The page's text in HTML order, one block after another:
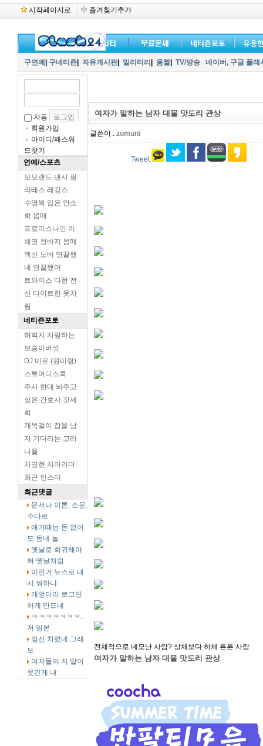
시작페이지로 즐겨찾기추가
구연예 구네티즌 자유게시판| 밀리터리 움짤| TV/방송 네이버, 구글 플
자동
회원가입
아이디/패스워
드찾기
연예/스포츠
모모랜드 낸시 필
라테스 레깅스
수영복 입은 안소
희 몸매
프로미스나인 이
채영 청바지 몸매
엑신 노바 영끌했
네 영끌했어
트와이스 다현 전
신 타이트한 옷차
림
네티즌포토
허벅지 자랑하는
보송이버섯
DJ 미유 (원미령)
스튜어디스룩
주사 한대 놔주고
싶은 간호사 갓세
희
개목걸이 잡을 남
자 기다리는 고라
니율
차영현 치어리더
최근 인스타
최근댓글
문서나 이론, 소문,
수다로
애기때는 돈 없어
도 동네 놀
옛날로 회귀해야
혀 옛날처럼
이런거 뉴스로 내
서 뭐하냐
개엉터리 로그인
하게 만드네
ㅋㅋㅋㅋㅋㅋㅋ..
저 일본
정신 차렸네 그래
도
여자들의 저 말이
웃긴게 내
여자가 말하는 남자 대물 맛도리 관상
글쓴이 : zumuni
Tweet
전체적으로 네모난 사람? 상체보다 하체 튼튼 사람
여자가 말하는 남자 대물 맛도리 관상